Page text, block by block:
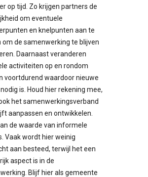
op tijd. Zo krijgen partners de
om eventuele
en knelpunten aan te
om de samenwerking te blijven
Daarnaast veranderen
activiteiten op en rondom
voortdurend waardoor nieuwe
is. Houd hier rekening mee,
het samenwerkingsverband
aanpassen en ontwikkelen.
de waarde van informele
Vaak wordt hier weinig
aan besteed, terwijl het een
aspect is in de
Blijf hier als gemeente